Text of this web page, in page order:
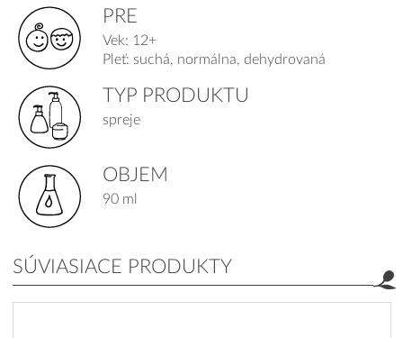
PRE
Vek: 12+
Pleť: suchá, normálna, dehydrovaná
TYP PRODUKTU
spreje
OBJEM
90 ml
SÚVIASIACE PRODUKTY